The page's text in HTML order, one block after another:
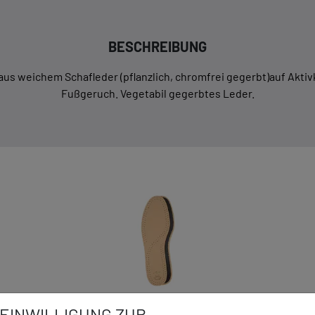
BESCHREIBUNG
weichem Schafleder (pflanzlich, chromfrei gegerbt)auf
Fußgeruch. Vegetabil gegerbtes Leder.